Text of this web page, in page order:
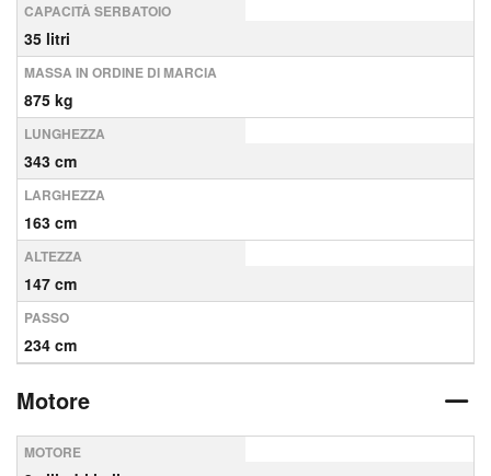
CAPACITÀ SERBATOIO
35 litri
MASSA IN ORDINE DI MARCIA
875 kg
LUNGHEZZA
343 cm
LARGHEZZA
163 cm
ALTEZZA
147 cm
PASSO
234 cm
Motore
MOTORE